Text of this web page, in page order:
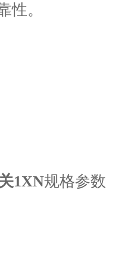
性。
1XN规格参数